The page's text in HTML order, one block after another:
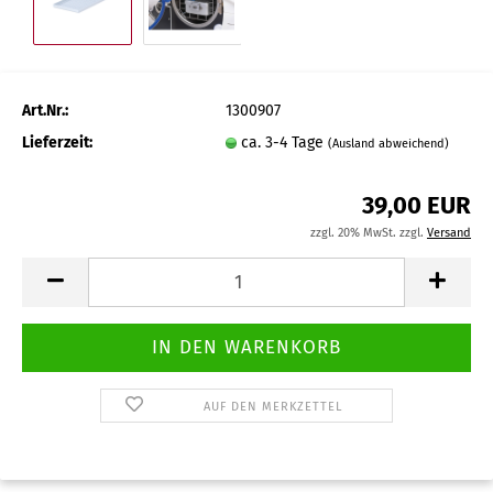
Art.Nr.:
1300907
Lieferzeit:
ca. 3-4 Tage (Ausland abweichend)
39,00 EUR
zzgl. 20% MwSt. zzgl. Versand
AUF DEN MERKZETTEL